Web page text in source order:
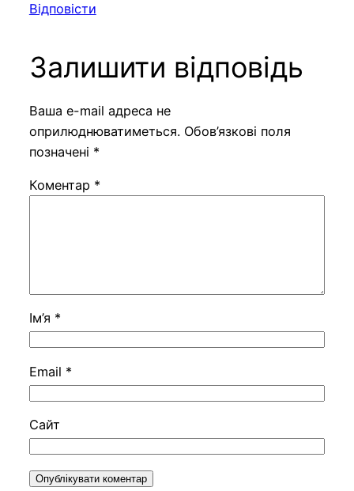
Відповісти
Залишити відповідь
Ваша e-mail адреса не
оприлюднюватиметься. Обов’язкові поля
позначені *
Коментар *
Ім’я *
Email *
Сайт